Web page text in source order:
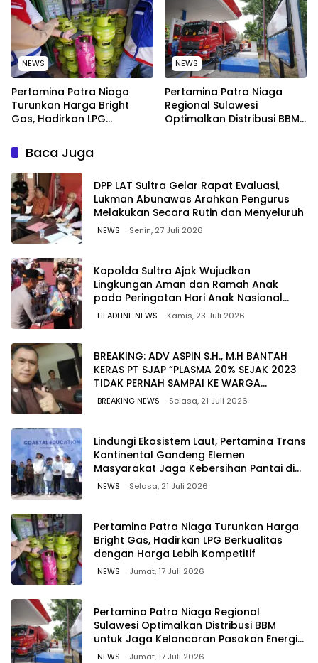
Bitung, Sulawesi
NEWS
Pertamina Patra Niaga
Turunkan Harga Bright
Gas, Hadirkan LPG
Lebih Kompetitif
NEWS
Pertamina Patra Niaga
Regional Sulawesi
Optimalkan Distribusi BBM
Baca Juga
‎DPP LAT Sultra Gelar Rapat Evaluasi,
Lukman Abunawas Arahkan Pengurus
Melakukan Secara Rutin dan Menyeluruh
NEWS Senin, 27 Juli 2026
Kapolda Sultra Ajak Wujudkan
Lingkungan Aman dan Ramah Anak
pada Peringatan Hari Anak Nasional
2026
HEADLINE NEWS Kamis, 23 Juli 2026
BREAKING: ADV ASPIN S.H., M.H BANTAH
KERAS PT SJAP “PLASMA 20% SEJAK 2023
TIDAK PERNAH SAMPAI KE WARGA
WAWOONE!
BREAKING NEWS Selasa, 21 Juli 2026
Lindungi Ekosistem Laut, Pertamina Trans
Kontinental Gandeng Elemen
Masyarakat Jaga Kebersihan Pantai di
Bitung, Sulawesi
NEWS Selasa, 21 Juli 2026
Pertamina Patra Niaga Turunkan Harga
Bright Gas, Hadirkan LPG Berkualitas
dengan Harga Lebih Kompetitif
NEWS Jumat, 17 Juli 2026
Pertamina Patra Niaga Regional
Sulawesi Optimalkan Distribusi BBM
untuk Jaga Kelancaran Pasokan Energi
di Seluruh Wilayah Sulawesi
NEWS Jumat, 17 Juli 2026